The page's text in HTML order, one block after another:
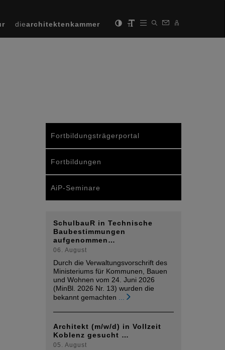
diearchitektenkammer
Fortbildungsträgerportal
Fortbildungen
AiP-Seminare
SchulbauR in Technische
Baubestimmungen
aufgenommen…
06. August
Durch die Verwaltungsvorschrift des
Ministeriums für Kommunen, Bauen
und Wohnen vom 24. Juni 2026
(MinBl. 2026 Nr. 13) wurden die
bekannt gemachten
Architekt (m/w/d) in Vollzeit
Koblenz gesucht …
05. August